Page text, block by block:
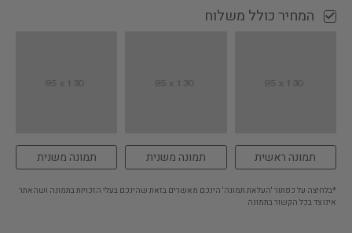
המחיר כולל משלוח
תמונה ראשית תמונה משנית תמונה משנית
*בלחיצה על כפתור 'העלאת תמונה' הינכם מאשרים בזאת שהינכם בעלי הזכויות בתמונה ושהאתר
אינו צד בכל הקשור בתמונה